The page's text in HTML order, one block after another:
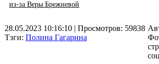
из-за Веры Брежневой
28.05.2023 10:16:10 | Просмотров: 59838
Тэги: Полина Гагарина